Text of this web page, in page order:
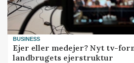
BUSINESS
Ejer eller medejer? Nyt tv-
landbrugets ejerstruktur